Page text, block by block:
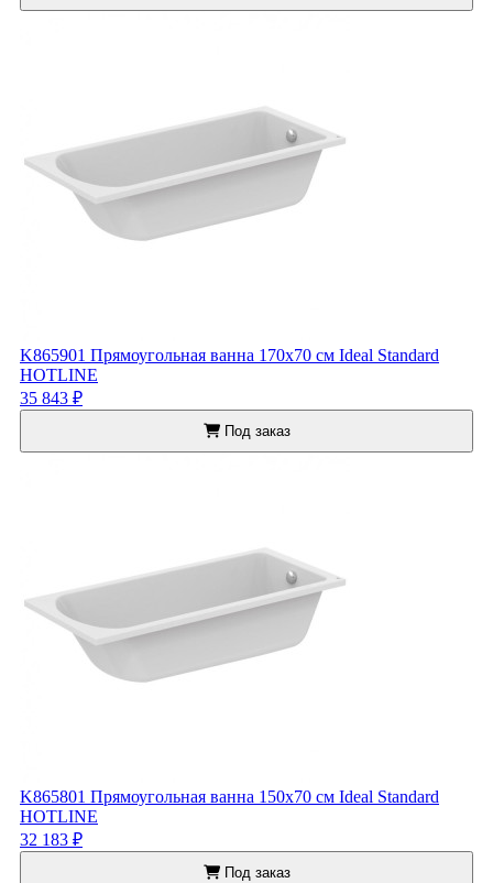
K865901 Прямоугольная ванна 170х70 см Ideal Standard
HOTLINE
35 843 ₽
Под заказ
K865801 Прямоугольная ванна 150х70 см Ideal Standard
HOTLINE
32 183 ₽
Под заказ